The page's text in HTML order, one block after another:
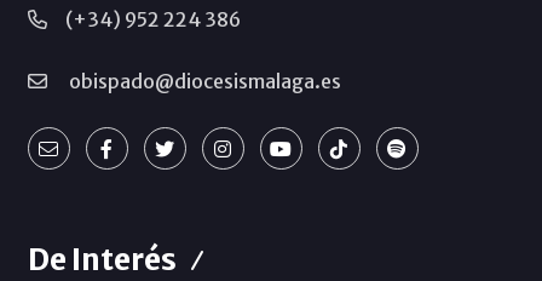
(+34) 952 224 386
obispado@diocesismalaga.es
De Interés